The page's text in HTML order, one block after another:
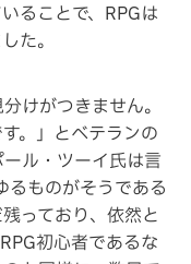
ることで、RPGは
た。
けがつきません。
。」とベテランの
ル・ツーイ氏は言
るものがそうである
っており、依然と
初心者であるな